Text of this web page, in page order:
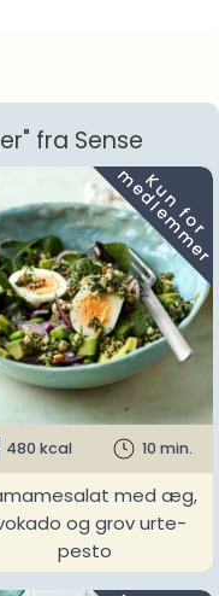
fra Sense
K
u
n
f
o
r
m
e
d
l
e
m
m
e
r
480 kcal 10 min.
med æg,
og grov urte-
pesto